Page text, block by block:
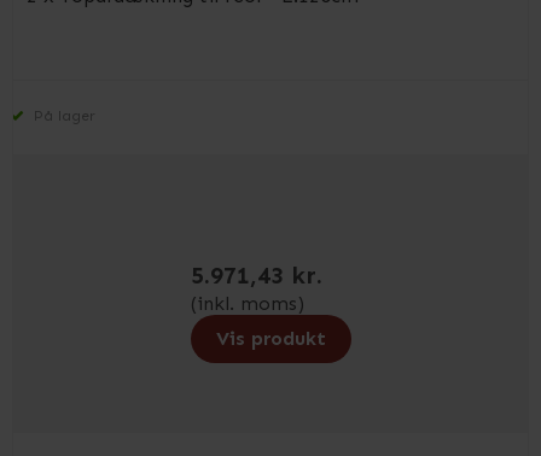
På lager
5.971,43 kr.
(inkl. moms)
Vis produkt